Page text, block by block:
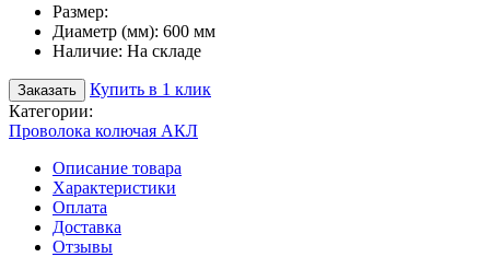
Размер:
Диаметр (мм): 600 мм
Наличие: На складе
Заказать
Купить в 1 клик
Категории:
Проволока колючая АКЛ
Описание товара
Характеристики
Оплата
Доставка
Отзывы